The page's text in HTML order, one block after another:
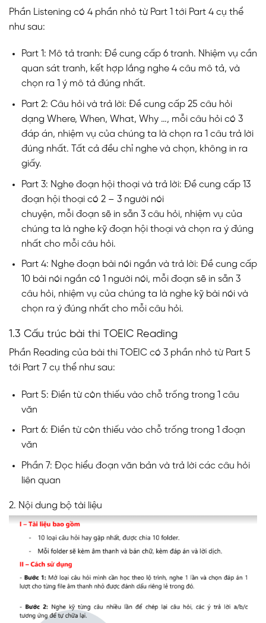
Phần Listening có 4 phần nhỏ từ Part 1 tới Part 4 cụ thể
như sau:
Part 1: Mô tả tranh: Đề cung cấp 6 tranh. Nhiệm vụ cần
quan sát tranh, kết hợp lắng nghe 4 câu mô tả, và
chọn ra 1 ý mô tả đúng nhất.
Part 2: Câu hỏi và trả lời: Đề cung cấp 25 câu hỏi
dạng Where, When, What, Why …, mỗi câu hỏi có 3
đáp án, nhiệm vụ của chúng ta là chọn ra 1 câu trả lời
đúng nhất. Tất cả đều chỉ nghe và chọn, không in ra
giấy.
Part 3: Nghe đoạn hội thoại và trả lời: Đề cung cấp 13
đoạn hội thoại có 2 – 3 người nói
chuyện, mỗi đoạn sẽ in sẵn 3 câu hỏi, nhiệm vụ của
chúng ta là nghe kỹ đoạn hội thoại và chọn ra ý đúng
nhất cho mỗi câu hỏi.
Part 4: Nghe đoạn bài nói ngắn và trả lời: Đề cung cấp
10 bài nói ngắn có 1 người nói, mỗi đoạn sẽ in sẵn 3
câu hỏi, nhiệm vụ của chúng ta là nghe kỹ bài nói và
chọn ra ý đúng nhất cho mỗi câu hỏi.
1.3 Cấu trúc bài thi TOEIC Reading
Phần Reading của bài thi TOEIC có 3 phần nhỏ từ Part 5
tới Part 7 cụ thể như sau:
Part 5: Điền từ còn thiếu vào chỗ trống trong 1 câu
văn
Part 6: Điền từ còn thiếu vào chỗ trống trong 1 đoạn
văn
Phần 7: Đọc hiểu đoạn văn bản và trả lời các câu hỏi
liên quan
2. Nội dung bộ tài liệu